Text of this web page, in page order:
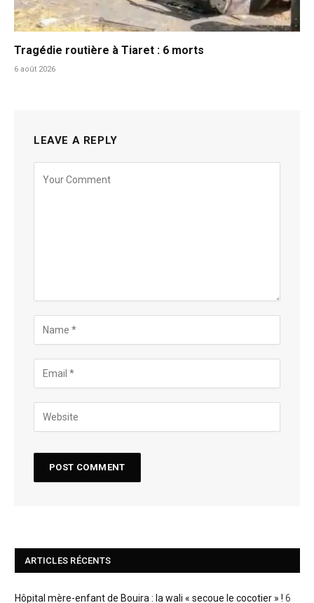
Tragédie routière à Tiaret : 6 morts
6 août 2026
LEAVE A REPLY
ARTICLES RÉCENTS
Hôpital mère-enfant de Bouira : la wali « secoue le cocotier » ! 6